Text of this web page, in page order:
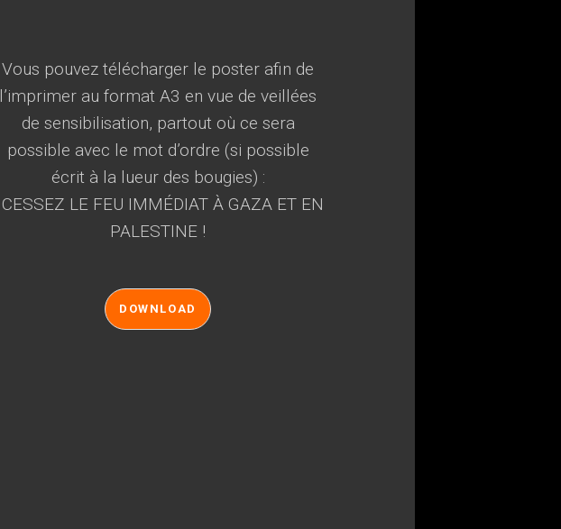
Vous pouvez télécharger le poster afin de
l’imprimer au format A3 en vue de veillées
de sensibilisation, partout où ce sera
possible avec le mot d’ordre (si possible
écrit à la lueur des bougies) :
CESSEZ LE FEU IMMÉDIAT À GAZA ET EN
PALESTINE !
DOWNLOAD